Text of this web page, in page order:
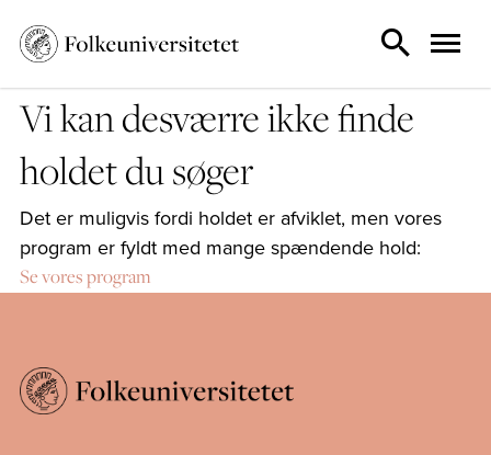
Vi kan desværre ikke finde
holdet du søger
Det er muligvis fordi holdet er afviklet, men vores
program er fyldt med mange spændende hold:
Se vores program